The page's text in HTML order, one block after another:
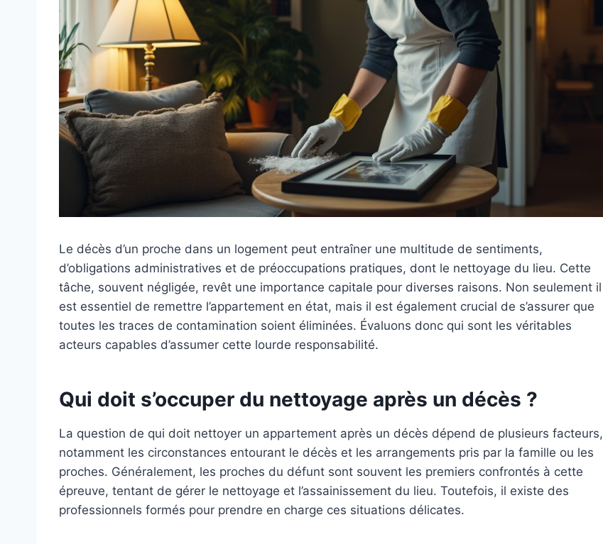
Le décès d’un proche dans un logement peut entraîner une multitude de sentiments,
d’obligations administratives et de préoccupations pratiques, dont le nettoyage du lieu. Cette
tâche, souvent négligée, revêt une importance capitale pour diverses raisons. Non seulement il
est essentiel de remettre l’appartement en état, mais il est également crucial de s’assurer que
toutes les traces de contamination soient éliminées. Évaluons donc qui sont les véritables
acteurs capables d’assumer cette lourde responsabilité.
Qui doit s’occuper du nettoyage après un décès ?
La question de qui doit nettoyer un appartement après un décès dépend de plusieurs facteurs,
notamment les circonstances entourant le décès et les arrangements pris par la famille ou les
proches. Généralement, les proches du défunt sont souvent les premiers confrontés à cette
épreuve, tentant de gérer le nettoyage et l’assainissement du lieu. Toutefois, il existe des
professionnels formés pour prendre en charge ces situations délicates.